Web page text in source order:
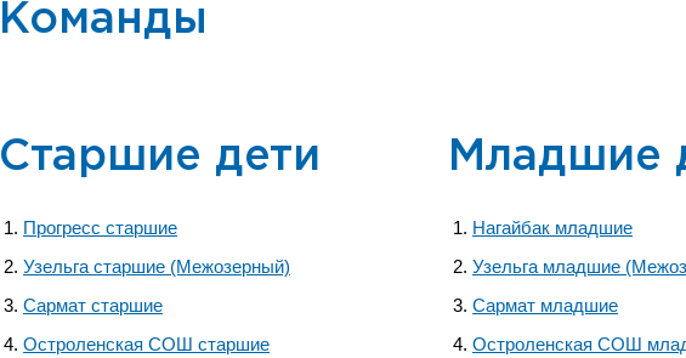
Команды
Старшие дети
Прогресс старшие
Узельга старшие (Межозерный)
Сармат старшие
Остроленская СОШ старшие
Младшие
Нагайбак младшие
Узельга младшие
Сармат младшие
Остроленская СОШ